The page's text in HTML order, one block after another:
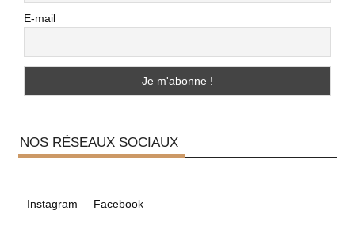
E-mail
NOS RÉSEAUX SOCIAUX
Instagram Facebook